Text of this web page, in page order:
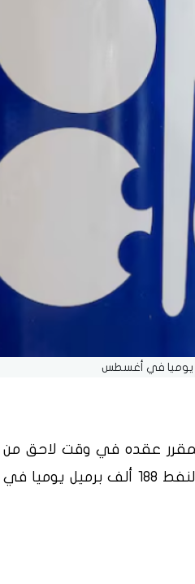
عقده في وقت لاحق من
اليوم الأحد، بأن المجموعة اتفقت مبدئيا على رفع حصص إنتاج النفط 188 ألف برميل يوميا في